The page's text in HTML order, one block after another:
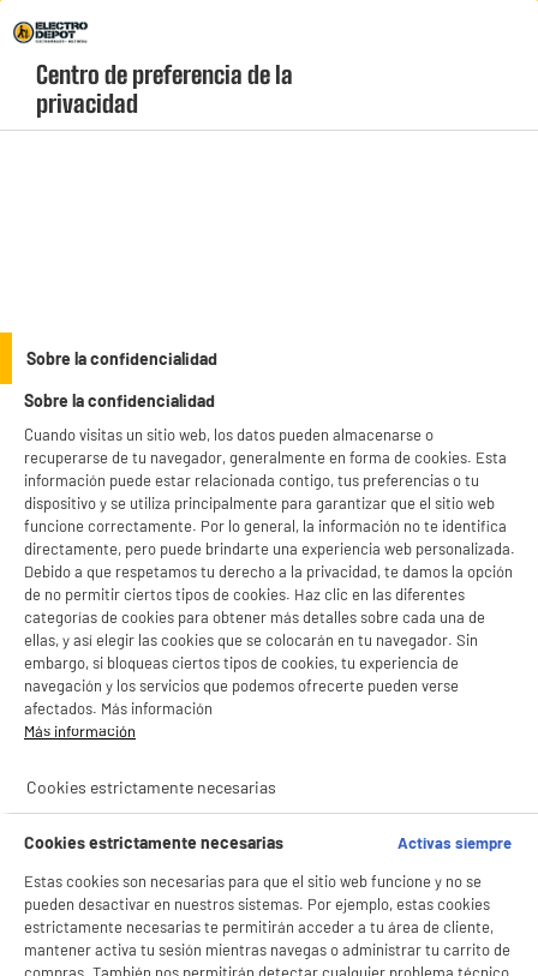
Menú
geolocation-header-icon-text
account
E, Inox 200cm 70cm Ancho VALBERG
Centro de preferencia de la
privacidad
Sobre la confidencialidad
Sobre la confidencialidad
Cuando visitas un sitio web, los datos pueden almacenarse o
recuperarse de tu navegador, generalmente en forma de cookies. Esta
información puede estar relacionada contigo, tus preferencias o tu
dispositivo y se utiliza principalmente para garantizar que el sitio web
funcione correctamente. Por lo general, la información no te identifica
directamente, pero puede brindarte una experiencia web personalizada.
Debido a que respetamos tu derecho a la privacidad, te damos la opción
de no permitir ciertos tipos de cookies. Haz clic en las diferentes
categorías de cookies para obtener más detalles sobre cada una de
ellas, y así elegir las cookies que se colocarán en tu navegador. Sin
embargo, si bloqueas ciertos tipos de cookies, tu experiencia de
navegación y los servicios que podemos ofrecerte pueden verse
afectados. Más información
Más información
Cookies estrictamente necesarias
Cookies estrictamente necesarias
Activas siempre
Estas cookies son necesarias para que el sitio web funcione y no se
pueden desactivar en nuestros sistemas. Por ejemplo, estas cookies
estrictamente necesarias te permitirán acceder a tu área de cliente,
mantener activa tu sesión mientras navegas o administrar tu carrito de
compras. También nos permitirán detectar cualquier problema técnico